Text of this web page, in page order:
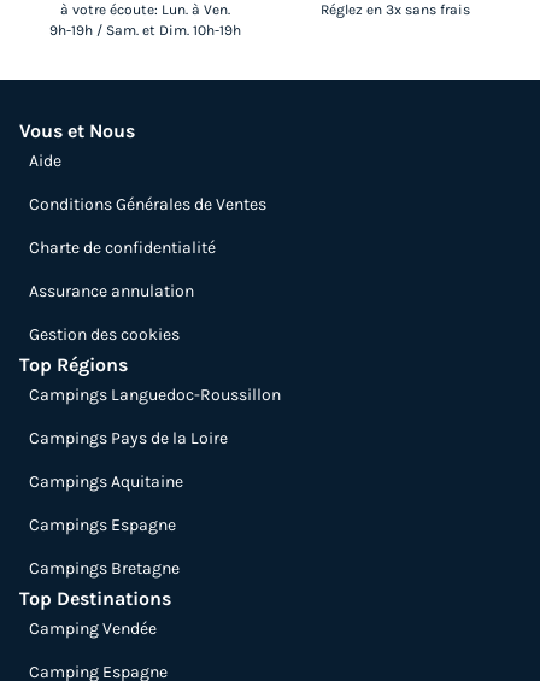
à votre écoute: Lun. à Ven.
9h-19h / Sam. et Dim. 10h-19h
Réglez en 3x sans frais
Vous et Nous
Aide
Conditions Générales de Ventes
Charte de confidentialité
Assurance annulation
Gestion des cookies
Top Régions
Campings Languedoc-Roussillon
Campings Pays de la Loire
Campings Aquitaine
Campings Espagne
Campings Bretagne
Top Destinations
Camping Vendée
Camping Espagne